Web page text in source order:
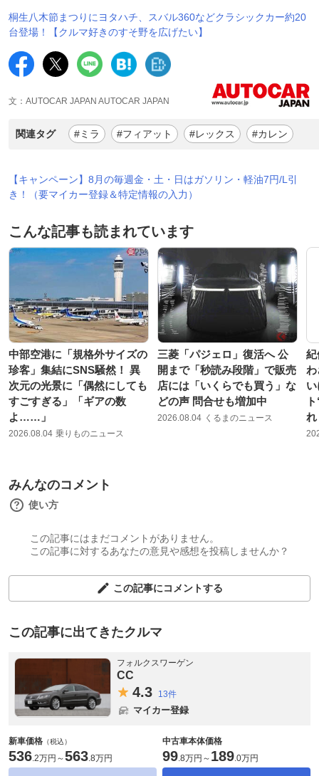
桐生八木節まつりにヨタハチ、スバル360などクラシックカー約20
台登場！【クルマ好きのすそ野を広げたい】
文：AUTOCAR JAPAN AUTOCAR JAPAN
関連タグ #ミラ #フィアット #レックス #カレン
【キャンペーン】8月の毎週金・土・日はガソリン・軽油7円/L引
き！（要マイカー登録＆特定情報の入力）
こんな記事も読まれています
中部空港に「規格外サイズの
珍客」集結にSNS騒然！ 異
次元の光景に「偶然にしても
すごすぎる」「ギアの数
よ……」
2026.08.04 乗りものニュース
三菱「パジェロ」復活へ 公
開まで「秒読み段階」で販売
店には「いくらでも買う」な
どの声 問合せも増加中
2026.08.04 くるまのニュース
紀
わ
れ
みんなのコメント
使い方
この記事にはまだコメントがありません。
この記事に対するあなたの意見や感想を投稿しませんか？
この記事にコメントする
この記事に出てきたクルマ
フォルクスワーゲン
CC
4.3 13件
マイカー登録
新車価格 （税込）
536.2万円 ～563.8万円
中古車本体価格
99.8万円 ～ 189.0万円